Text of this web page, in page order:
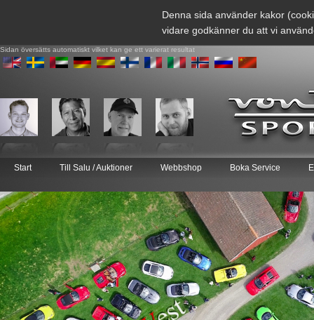
Denna sida använder kakor
vidare godkänner du att vi
Sidan översätts automatiskt vilket kan ge ett varierat resultat
Start Till Salu / Auktioner Webbshop Boka Service